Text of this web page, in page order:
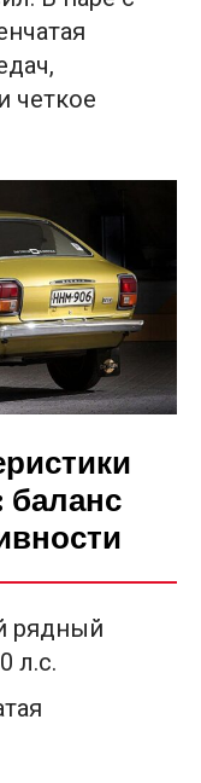
четкое
баланс
рядный
л.с.